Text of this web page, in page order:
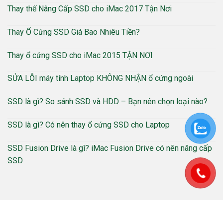
Thay thế Nâng Cấp SSD cho iMac 2017 Tận Nơi
Thay Ổ Cứng SSD Giá Bao Nhiêu Tiền?
Thay ổ cứng SSD cho iMac 2015 TẬN NƠI
SỬA LỖI máy tính Laptop KHÔNG NHẬN ổ cứng ngoài
SSD là gì? So sánh SSD và HDD – Bạn nên chọn loại nào?
SSD là gì? Có nên thay ổ cứng SSD cho Laptop
SSD Fusion Drive là gì? iMac Fusion Drive có nên nâng cấp
SSD